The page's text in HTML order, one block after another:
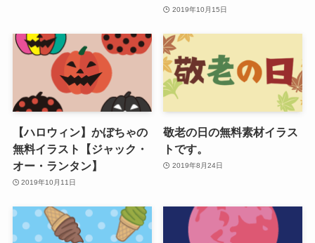
2019年10月15日
【ハロウィン】かぼちゃの
無料イラスト【ジャック・
オー・ランタン】
2019年10月11日
敬老の日の無料素材イラス
トです。
2019年8月24日